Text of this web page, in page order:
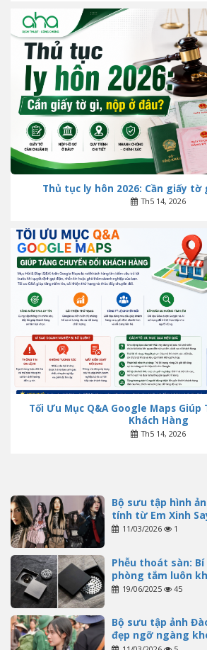
Thủ tục ly hôn 2026: Cần giấy tờ
Th5 14, 2026
Tối Ưu Mục Q&A Google Maps Giúp
Khách Hàng
Th5 14, 2026
Bộ sưu tập hình
tính từ Em Xinh
11/03/2026 1
Phễu thoát sàn:
phòng tắm luôn
19/06/2025 45
Bộ sưu tập ảnh
đẹp ngỡ ngàng